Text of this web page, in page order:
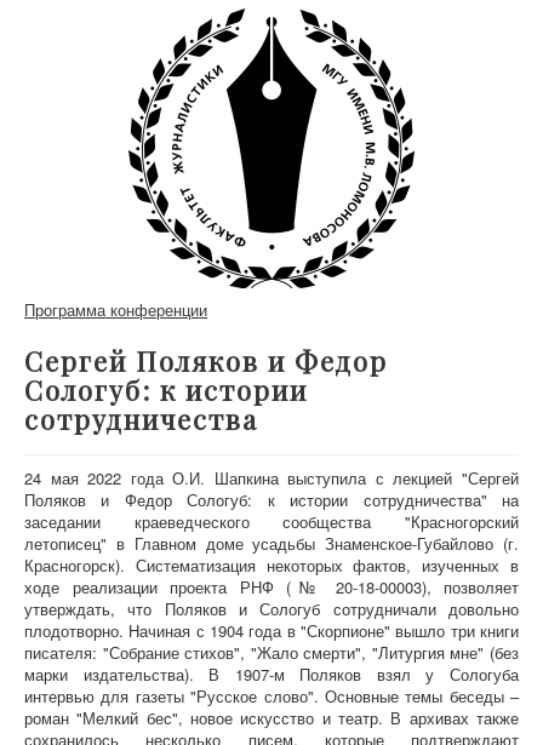
Программа конференции
Сергей Поляков и Федор
Сологуб: к истории
сотрудничества
24 мая 2022 года О.И. Шапкина выступила с лекцией "Сергей
Поляков и Федор Сологуб: к истории сотрудничества" на
заседании краеведческого сообщества "Красногорский
летописец" в Главном доме усадьбы Знаменское-Губайлово (г.
Красногорск). Систематизация некоторых фактов, изученных в
ходе реализации проекта РНФ (№ 20-18-00003), позволяет
утверждать, что Поляков и Сологуб сотрудничали довольно
плодотворно. Начиная с 1904 года в "Скорпионе" вышло три книги
писателя: "Собрание стихов", "Жало смерти", "Литургия мне" (без
марки издательства). В 1907-м Поляков взял у Сологуба
интервью для газеты "Русское слово". Основные темы беседы –
роман "Мелкий бес", новое искусство и театр. В архивах также
сохранилось несколько писем, которые подтверждают